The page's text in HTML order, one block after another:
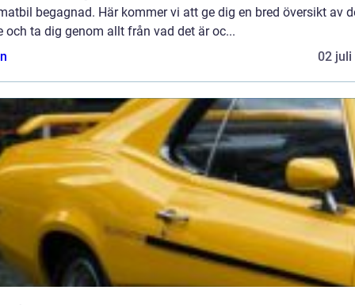
begagnad. Här kommer vi att ge dig en bred översikt av
och ta dig genom allt från vad det är oc...
02 juli